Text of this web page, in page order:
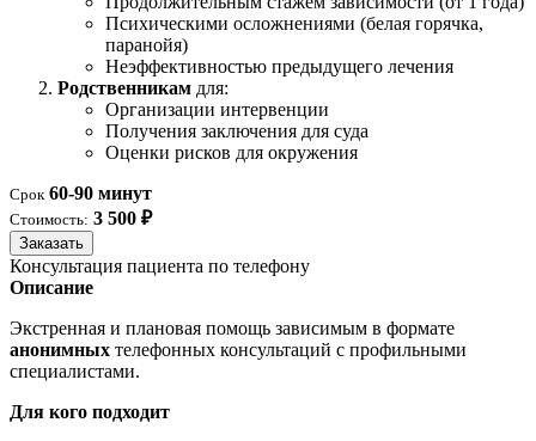
Психическими осложнениями (белая горячка,
паранойя)
Неэффективностью предыдущего лечения
Родственникам для:
Организации интервенции
Получения заключения для суда
Оценки рисков для окружения
Срок 60-90 минут
Стоимость: 3 500 ₽
Заказать
Консультация пациента по телефону
Описание
Экстренная и плановая помощь зависимым в формате
анонимных телефонных консультаций с профильными
специалистами.
Для кого подходит